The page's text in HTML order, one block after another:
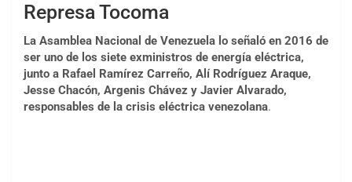
Represa Tocoma
La Asamblea Nacional de Venezuela lo señaló en 2016 de
ser uno de los siete exministros de energía eléctrica,
junto a Rafael Ramírez Carreño, Alí Rodríguez Araque,
Jesse Chacón, Argenis Chávez y Javier Alvarado,
responsables de la crisis eléctrica venezolana.